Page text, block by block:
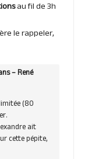
au fil de 3h
le rappeler,
– René
(80
ait
cette pépite,